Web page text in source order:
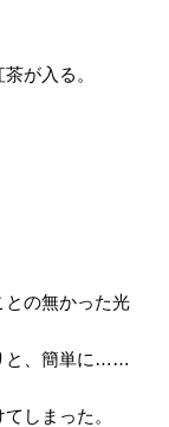
が入る。
との無かった光
と、簡単に……
しまった。